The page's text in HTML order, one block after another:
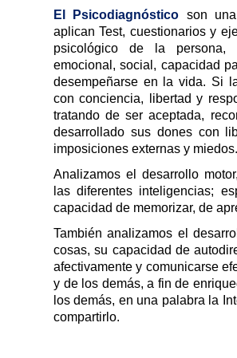
El Psicodiagnóstico son
aplican Test, cuestionarios y
psicológico de la persona,
emocional, social, capacidad
desempeñarse en la vida. Si
con conciencia, libertad y
tratando de ser aceptada,
desarrollado sus dones con
imposiciones externas y miedos.
Analizamos el desarrollo
las diferentes inteligencias;
capacidad de memorizar, de
También analizamos el
cosas, su capacidad de
afectivamente y comunicarse
y de los demás, a fin de
los demás, en una palabra la
compartirlo.